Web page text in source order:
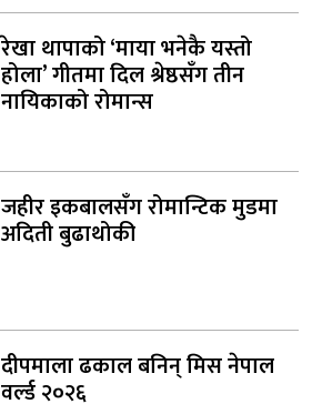
रेखा थापाको ‘माया भनेकै यस्तो
होला’ गीतमा दिल श्रेष्ठसँग तीन
नायिकाको रोमान्स
जहीर इकबालसँग रोमान्टिक मुडमा
अदिती बुढाथोकी
दीपमाला ढकाल बनिन् मिस नेपाल
वर्ल्ड २०२६